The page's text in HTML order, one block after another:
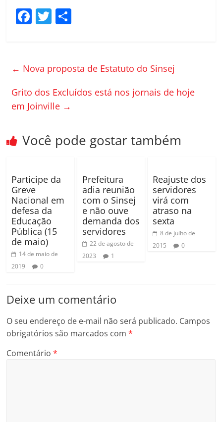
F
e
o
o
T
er p
til
← Nova proposta de Estatuto do Sinsej
Grito dos Excluídos está nos jornais de hoje
em Joinville →
Você pode gostar também
Participe da
Greve
Nacional em
defesa da
Educação
Pública (15
de maio)
14 de maio de
2019
0
Prefeitura
adia reunião
com o Sinsej
e não ouve
demanda dos
servidores
22 de agosto de
2023
1
Reajuste dos
servidores
virá com
atraso na
sexta
8 de julho de
2015
0
Deixe um comentário
O seu endereço de e-mail não será publicado. Campos
obrigatórios são marcados com*
Comentário*